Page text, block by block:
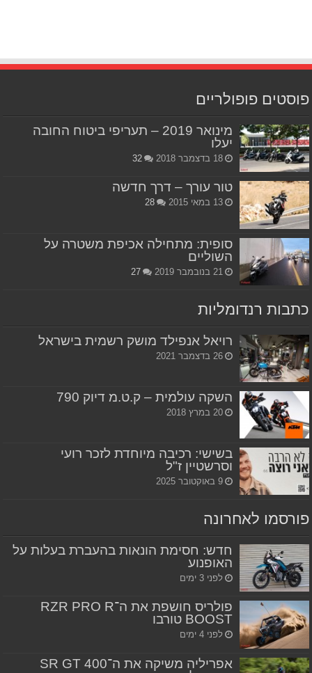
פוסטים פופולריים
מינואר 2019 – תעריפי ביטוח החובה
יעלו
18 בדצמבר 2018 32
טור עורך – דרך חדשה
13 במאי 2015 28
סופית: מתחילה אכיפת משטרה על
השוליים
21 בנובמבר 2019 27
כתבות רנדומליות
רויאל אנפילד מושק רשמית בישראל
26 בדצמבר 2021
השקה עולמית – ק.ט.מ דיוק 790
20 במרץ 2018
בשישי: רכיבה מיוחדת לזכר רועי
וסרשטיין ז"ל
9 באוקטובר 2025
פורסמו לאחרונה
חדש: חסימת הונאות בהעברת בעלות על
האופנוע
לפני 3 ימים
פולריס חושפת את ה־RZR PRO R
BOOST טורבו
לפני 4 ימים
אפריליה משיקה את ה־SR GT 400